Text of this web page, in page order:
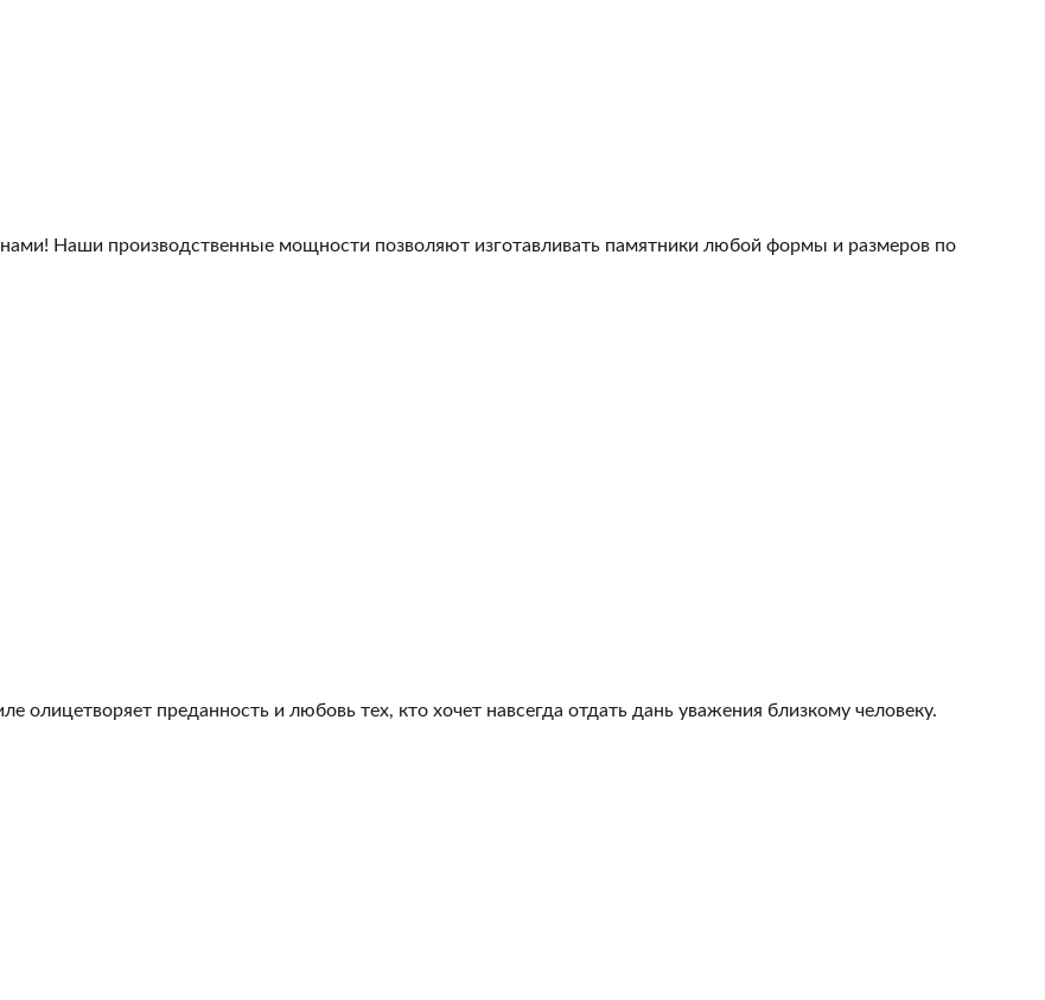
Наши производственные мощности позволяют изготавливать памятники любой формы и размеров по
олицетворяет преданность и любовь тех, кто хочет навсегда отдать дань уважения близкому человеку.